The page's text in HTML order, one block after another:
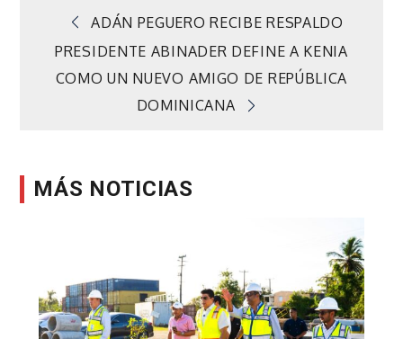
Navegación
de
ADÁN PEGUERO RECIBE RESPALDO
PRESIDENTE ABINADER DEFINE A KENIA
COMO UN NUEVO AMIGO DE REPÚBLICA
DOMINICANA
MÁS NOTICIAS